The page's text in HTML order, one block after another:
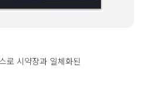
로 시약장과 일체화된